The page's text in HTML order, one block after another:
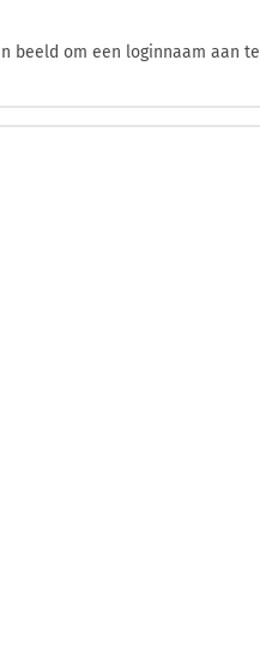
beeld om een loginnaam aan te